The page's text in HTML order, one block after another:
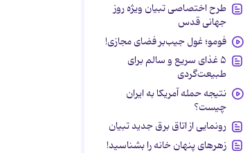
طرح اختصاصی تبیان ویژه روز
جهانی قدس
فومو؛ غول جیب‌بر فضای مجازی!
۵ غذای سریع و سالم برای
طبیعت‌گردی
نتیجه حمله آمریکا به ایران
چیست؟
رونمایی از اتاق برق جدید تبیان
زهرهای پنهان خانه را بشناسید!